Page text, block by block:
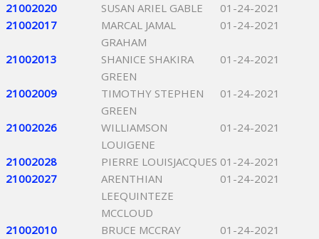
21002020 SUSAN ARIEL GABLE
01-24-2021
21002017
MARCAL JAMAL
GRAHAM
01-24-2021
21002013
SHANICE SHAKIRA
GREEN
01-24-2021
21002009
TIMOTHY STEPHEN
GREEN
01-24-2021
21002026
WILLIAMSON
LOUIGENE
01-24-2021
21002028 PIERRE LOUISJACQUES 01-24-2021
21002027
ARENTHIAN
LEEQUINTEZE
MCCLOUD
01-24-2021
21002010 BRUCE MCCRAY
01-24-2021